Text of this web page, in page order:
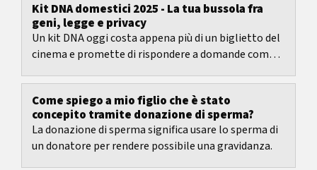
Kit DNA domestici 2025 - La tua bussola fra
geni, legge e privacy
Un kit DNA oggi costa appena più di un biglietto del
cinema e promette di rispondere a domande come
Come spiego a mio figlio che è stato
concepito tramite donazione di sperma?
La donazione di sperma significa usare lo sperma di
un donatore per rendere possibile una gravidanza.